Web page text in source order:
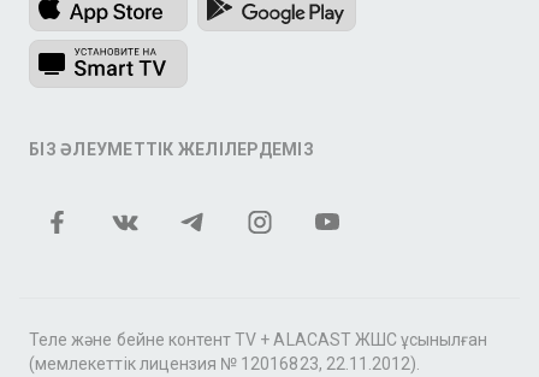
БІЗ ӘЛЕУМЕТТІК ЖЕЛІЛЕРДЕМІЗ
Теле және бейне контент TV + ALACAST ЖШС ұсынылған
(мемлекеттік лицензия № 12016823, 22.11.2012).